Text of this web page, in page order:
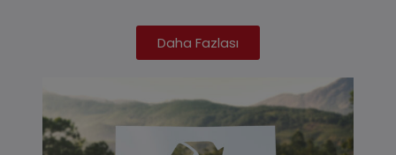
Daha Fazlası